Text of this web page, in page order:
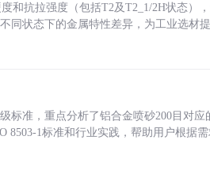
和抗拉强度（包括T2及T2_1/2H状态）
同状态下的金属特性差异，为工业选材提
标准，重点分析了铝合金喷砂200目对
8503-1标准和行业实践，帮助用户根据需